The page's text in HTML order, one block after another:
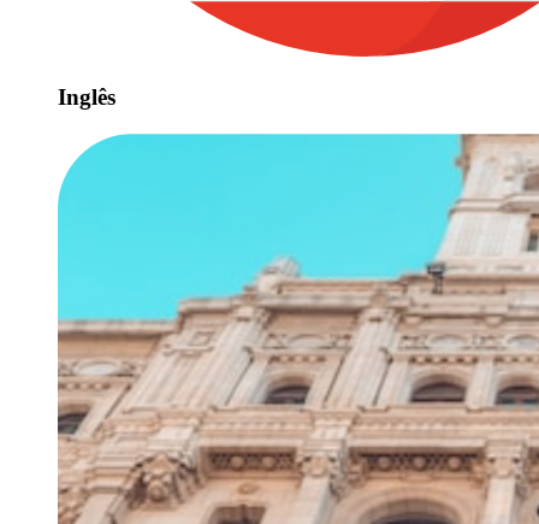
Inglês